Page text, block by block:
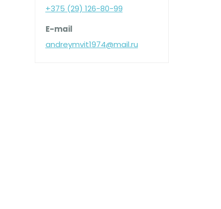
+375 (29) 126-80-99
E-mail
andreymvit1974@mail.ru